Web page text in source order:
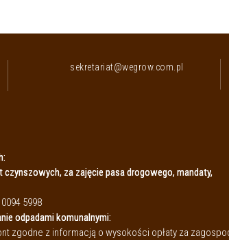
sekretariat@wegrow.com.pl
czynszowych, za zajęcie pasa drogowego, mandaty,
5998
odpadami komunalnymi:
zgodne z informacją o wysokości opłaty za